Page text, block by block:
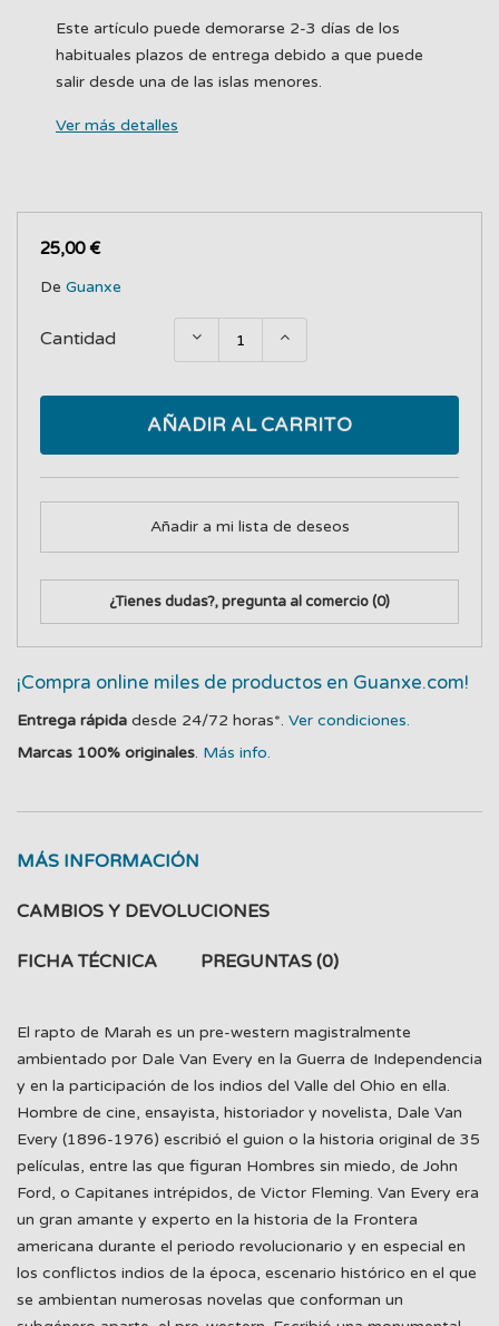
Este artículo puede demorarse 2-3 días de los
habituales plazos de entrega debido a que puede
salir desde una de las islas menores.
Ver más detalles
25,00 €
De Guanxe
Cantidad
AÑADIR AL CARRITO
Añadir a mi lista de deseos
¿Tienes dudas?, pregunta al comercio(0)
¡Compra online miles de productos en Guanxe.com!
Entrega rápida desde 24/72 horas*. Ver condiciones.
Marcas 100% originales. Más info.
MÁS INFORMACIÓN
CAMBIOS Y DEVOLUCIONES
FICHA TÉCNICA PREGUNTAS (0)
El rapto de Marah es un pre-western magistralmente
ambientado por Dale Van Every en la Guerra de Independencia
y en la participación de los indios del Valle del Ohio en ella.
Hombre de cine, ensayista, historiador y novelista, Dale Van
Every (1896-1976) escribió el guion o la historia original de 35
películas, entre las que figuran Hombres sin miedo, de John
Ford, o Capitanes intrépidos, de Victor Fleming. Van Every era
un gran amante y experto en la historia de la Frontera
americana durante el periodo revolucionario y en especial en
los conflictos indios de la época, escenario histórico en el que
se ambientan numerosas novelas que conforman un